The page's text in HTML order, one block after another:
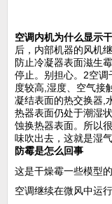
空调内机为什么显示
后，内部机器的风机
防止冷凝器表面滋生
停止。别担心。2空
度较高,湿度、空气接
凝结表面的热交换器,
热器表面仍处于潮湿
蚀换热器表面。所以
味吹出去，这就是湿
防霉是怎么回事
这是干燥霉一些模型
空调继续在微风中运